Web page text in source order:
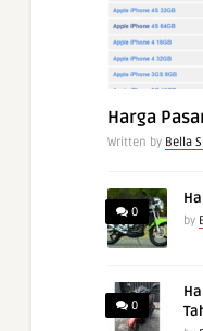
Harga
Written by Bella
0
by
0